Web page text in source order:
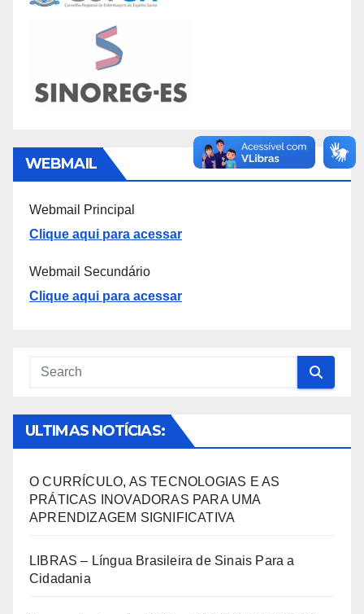
WEBMAIL
Webmail Principal
Clique aqui para acessar
Webmail Secundário
Clique aqui para acessar
ULTIMAS NOTÍCIAS:
O CURRÍCULO, AS TECNOLOGIAS E AS
PRÁTICAS INOVADORAS PARA UMA
APRENDIZAGEM SIGNIFICATIVA
LIBRAS – Língua Brasileira de Sinais Para a
Cidadania